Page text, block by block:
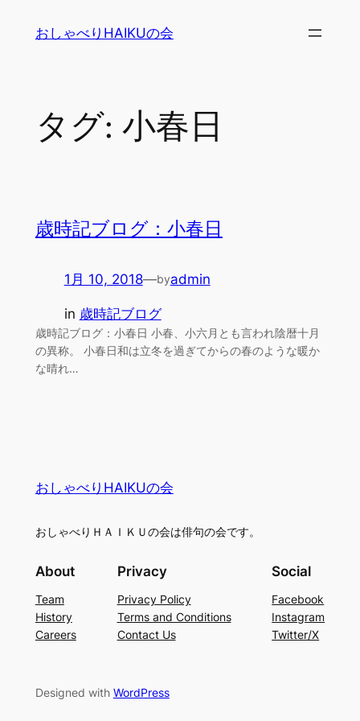
おしゃべりHAIKUの会
タグ: 小春日
歳時記ブログ：小春日
1月 10, 2018—byadmin
in 歳時記ブログ
歳時記ブログ：小春日 小春、小六月とも言われ陰暦十月
の異称。 小春日和は立冬を過ぎてからの春のような暖か
な晴れ…
おしゃべりHAIKUの会
おしゃべりＨＡＩＫＵの会は俳句の会です。
About
Team
History
Careers
Privacy
Privacy Policy
Terms and Conditions
Contact Us
Social
Facebook
Instagram
Twitter/X
Designed with WordPress